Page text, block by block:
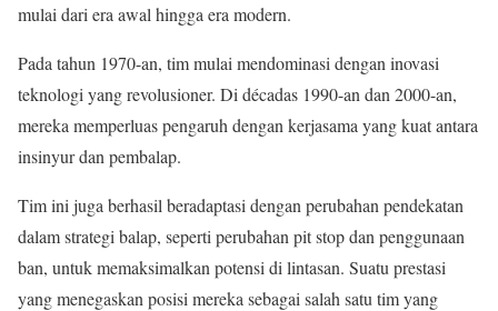
mulai dari era awal hingga era modern.
Pada tahun 1970-an, tim mulai mendominasi dengan inovasi
teknologi yang revolusioner. Di décadas 1990-an dan 2000-an,
mereka memperluas pengaruh dengan kerjasama yang kuat antara
insinyur dan pembalap.
Tim ini juga berhasil beradaptasi dengan perubahan pendekatan
dalam strategi balap, seperti perubahan pit stop dan penggunaan
ban, untuk memaksimalkan potensi di lintasan. Suatu prestasi
yang menegaskan posisi mereka sebagai salah satu tim yang